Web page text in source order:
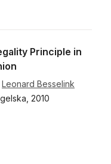
Principle in
Leonard Besselink
2010